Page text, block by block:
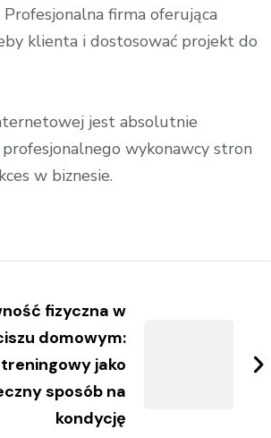
firma oferująca
klienta i dostosować projekt do
jest absolutnie
wykonawcy stron
w biznesie.
fizyczna w
domowym:
jako
sposób na
kondycję